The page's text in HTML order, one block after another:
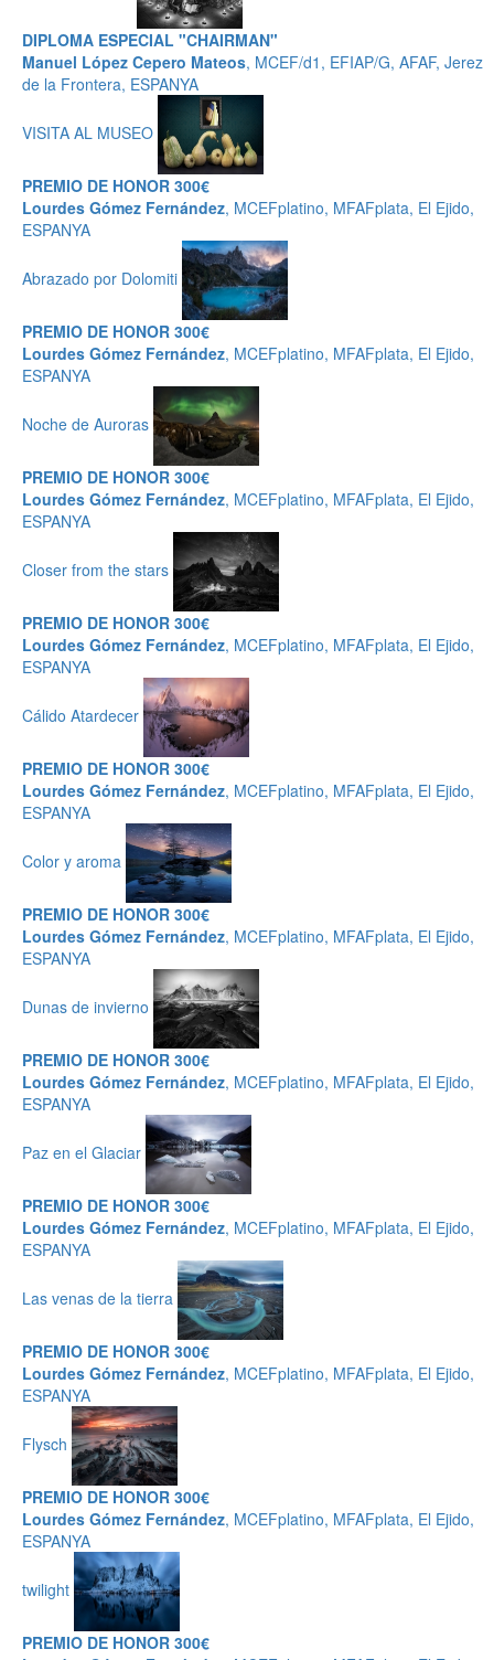
DIPLOMA ESPECIAL "CHAIRMAN"
Manuel López Cepero Mateos, MCEF/d1, EFIAP/G, AFAF, Jerez
de la Frontera, ESPANYA
VISITA AL MUSEO
PREMIO DE HONOR 300€
Lourdes Gómez Fernández, MCEFplatino, MFAFplata, El Ejido,
ESPANYA
Abrazado por Dolomiti
PREMIO DE HONOR 300€
Lourdes Gómez Fernández, MCEFplatino, MFAFplata, El Ejido,
ESPANYA
Noche de Auroras
PREMIO DE HONOR 300€
Lourdes Gómez Fernández, MCEFplatino, MFAFplata, El Ejido,
ESPANYA
Closer from the stars
PREMIO DE HONOR 300€
Lourdes Gómez Fernández, MCEFplatino, MFAFplata, El Ejido,
ESPANYA
Cálido Atardecer
PREMIO DE HONOR 300€
Lourdes Gómez Fernández, MCEFplatino, MFAFplata, El Ejido,
ESPANYA
Color y aroma
PREMIO DE HONOR 300€
Lourdes Gómez Fernández, MCEFplatino, MFAFplata, El Ejido,
ESPANYA
Dunas de invierno
PREMIO DE HONOR 300€
Lourdes Gómez Fernández, MCEFplatino, MFAFplata, El Ejido,
ESPANYA
Paz en el Glaciar
PREMIO DE HONOR 300€
Lourdes Gómez Fernández, MCEFplatino, MFAFplata, El Ejido,
ESPANYA
Las venas de la tierra
PREMIO DE HONOR 300€
Lourdes Gómez Fernández, MCEFplatino, MFAFplata, El Ejido,
ESPANYA
Flysch
PREMIO DE HONOR 300€
Lourdes Gómez Fernández, MCEFplatino, MFAFplata, El Ejido,
ESPANYA
twilight
PREMIO DE HONOR 300€